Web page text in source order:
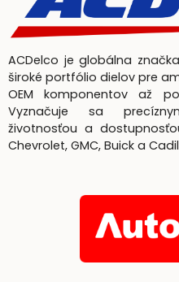
ACDelco je globálna
široké portfólio dielov pre
OEM komponentov až
Vyznačuje sa
životnosťou a
Chevrolet, GMC, Buick a